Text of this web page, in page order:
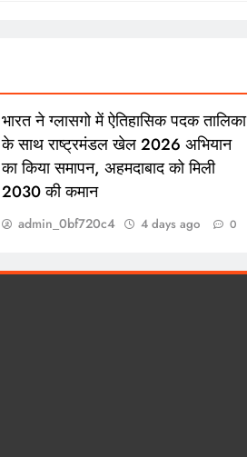
भारत ने ग्लासगो में ऐतिहासिक पदक तालिका
के साथ राष्ट्रमंडल खेल 2026 अभियान
का किया समापन, अहमदाबाद को मिली
2030 की कमान
admin_0bf720c4 4 days ago 0